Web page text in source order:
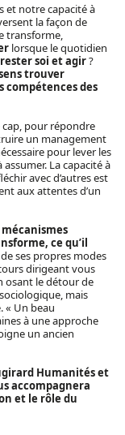
et notre capacité à
la façon de
transforme,
lorsque le quotidien
soi et agir?
trouver
compétences des
pour répondre
un management
pour lever les
La capacité à
avec d’autres est
aux attentes d’un
ce qu’il
ses propres modes
dirigeant vous
osant le détour de
mais
« Un beau
à une approche
un ancien
Humanités et
accompagnera
et le rôle du